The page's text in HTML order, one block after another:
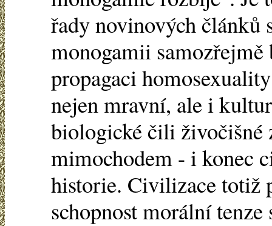
řady novinových článků
monogamii
propagaci
nejen mravní, ale i
biologické čili živočišné
mimochodem - i konec
historie. Civilizace totiž
schopnost morální